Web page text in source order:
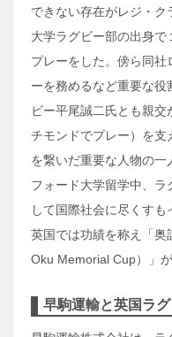
できない存在がレジ・ク
大学ラグビー部の出身
プレーをした。傍ら同社
ーを務めるなど重要な
ビー平尾誠二氏とも親
チモンドでプレー）を支
を繋いだ重要な人物の一
フォード大学留学中、ラ
して国際社会に尽くすも
英国では功績を称え「
Oku Memorial Cup）」
早駒運輸と英国ラ